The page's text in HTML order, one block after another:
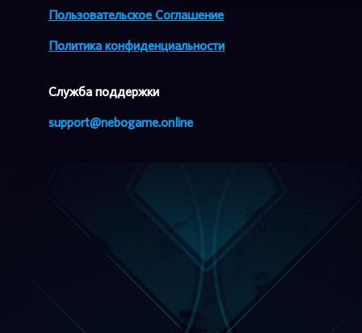
Пользовательское Соглашение
Политика конфиденциальности
Cлужба поддержки
support@nebogame.online